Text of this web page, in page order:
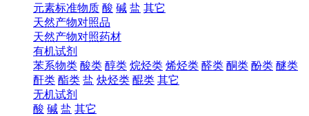
元素标准物质 酸 碱 盐 其它
天然产物对照品
天然产物对照药材
有机试剂
苯系物类 酸类 醇类 烷烃类 烯烃类 醛类 酮类 酚类 醚类
酐类 酯类 盐 炔烃类 醌类 其它
无机试剂
酸 碱 盐 其它